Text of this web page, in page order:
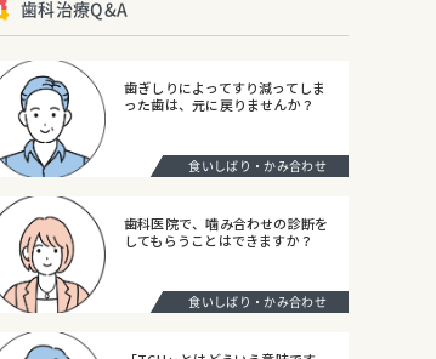
歯科治療Q&A
歯ぎしりによってすり減ってしま
った歯は、元に戻りませんか？
食いしばり・かみ合わせ
歯科医院で、噛み合わせの診断を
してもらうことはできますか？
食いしばり・かみ合わせ